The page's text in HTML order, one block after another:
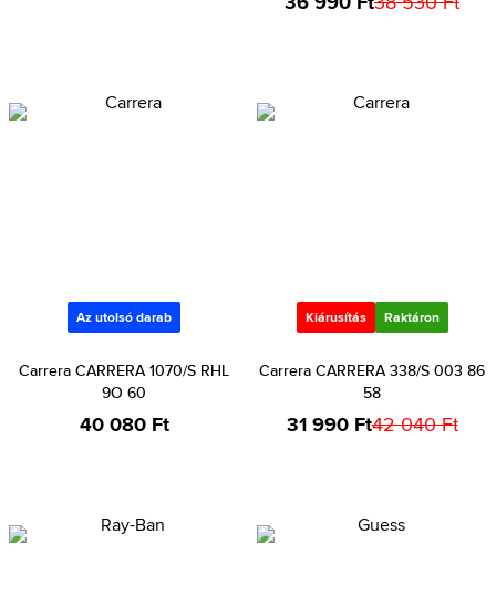
Az utolsó darab
Carrera CARRERA 1070/S RHL
9O 60
40 080 Ft
Kiárusítás Raktáron
Carrera CARRERA 338/S 003 86
58
31 990 Ft42 040 Ft